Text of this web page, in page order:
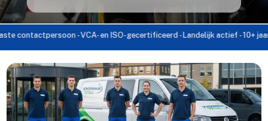
- VCA- en ISO-gecertificeerd - Landelijk actief - 10+ jaar